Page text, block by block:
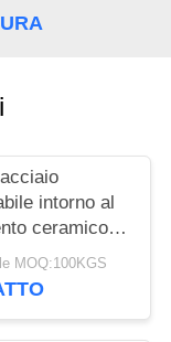
intorno al
ceramico
perla
MOQ:100KGS